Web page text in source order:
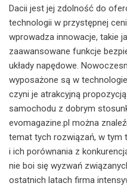
Dacii jest jej zdolność do
technologii w przystępnej
wprowadza innowacje, takie
zaawansowane funkcje
układy napędowe.
wyposażone są w
czyni je atrakcyjną
samochodu z dobrym
evomagazine.pl można
temat tych rozwiązań, w
i ich porównania z
nie boi się wyzwań
ostatnich latach firma